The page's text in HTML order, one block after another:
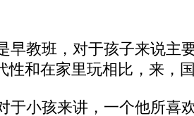
教班，对于孩子来说主
性和在家里玩相比，来，
小孩来讲，一个他所喜